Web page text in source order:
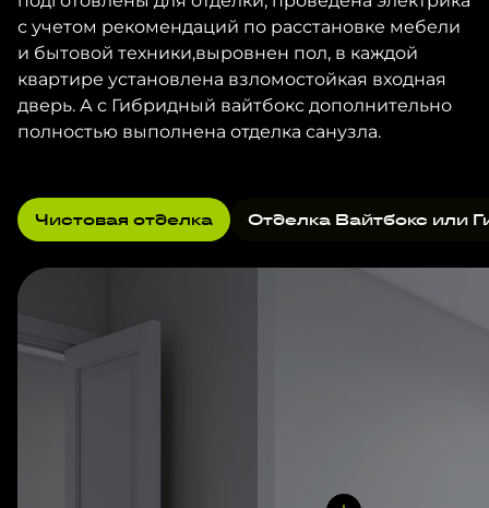
с учетом рекомендаций по расстановке мебели
и бытовой техники,выровнен пол, в каждой
квартире установлена взломостойкая входная
дверь. А с Гибридный вайтбокс дополнительно
полностью выполнена отделка санузла.
Чистовая отделка Отделка Вайтбокс или